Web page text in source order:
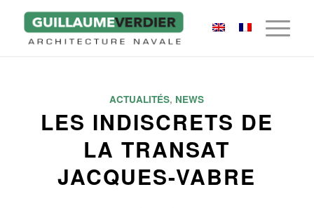
ACTUALITÉS, NEWS
LES INDISCRETS DE
LA TRANSAT
JACQUES-VABRE